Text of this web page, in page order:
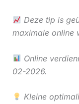
Deze tip is
maximale online
Online
02-2026.
Kleine